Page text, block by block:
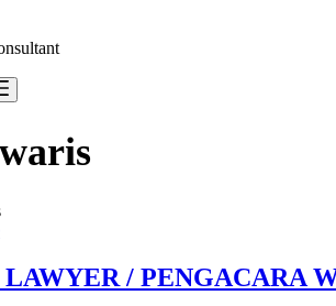
/ PENGACARA